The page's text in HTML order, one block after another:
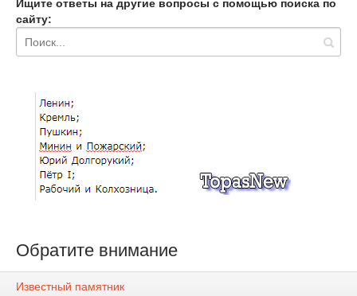
Ищите ответы на другие вопросы с помощью поиска по
сайту:
Обратите внимание
Известный памятник